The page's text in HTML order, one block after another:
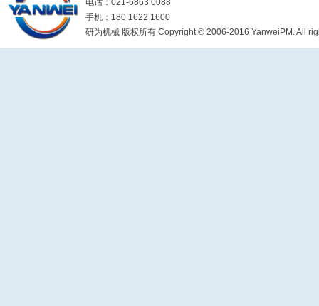
电话：021-6863 0088
手机：180 1622 1600
研为机械 版权所有 Copyright © 2006-2016 YanweiPM. All